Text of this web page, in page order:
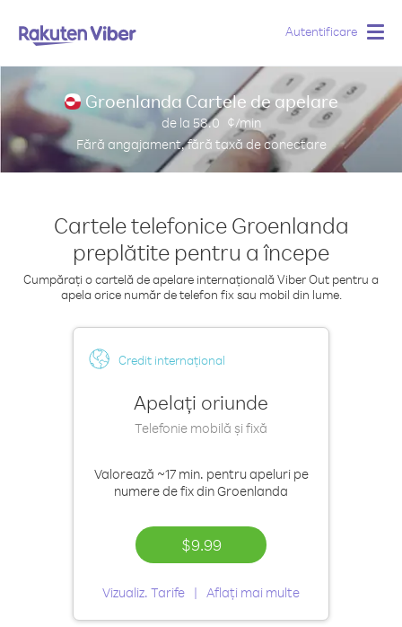
Autentificare
Groenlanda Cartele de apelare
de la 58.0 ¢/min
Fără angajament, fără taxă de conectare
Cartele telefonice Groenlanda
preplătite pentru a începe
Cumpărați o cartelă de apelare internațională Viber Out pentru a
apela orice număr de telefon fix sau mobil din lume.
Credit internațional
Apelați oriunde
Telefonie mobilă și fixă
Valorează ~17 min. pentru apeluri pe
numere de fix din Groenlanda
$9.99
Vizualiz. Tarife Aflați mai multe